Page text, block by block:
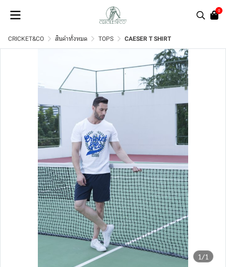
0
CRICKET&CO สินค้าทั้งหมด TOPS CAESER T SHIRT
1/1